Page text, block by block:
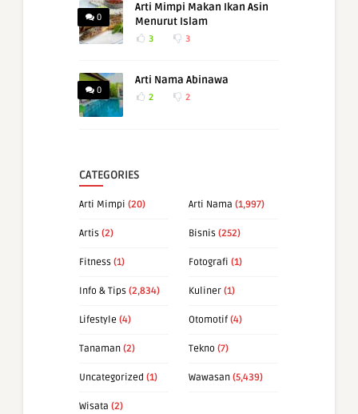
0
Arti Mimpi Makan Ikan Asin
Menurut Islam
3 3
0
Arti Nama Abinawa
2 2
CATEGORIES
Arti Mimpi (20) Arti Nama (1,997)
Artis (2) Bisnis (252)
Fitness (1) Fotografi (1)
Info & Tips (2,834) Kuliner (1)
Lifestyle (4) Otomotif (4)
Tanaman (2) Tekno (7)
Uncategorized (1) Wawasan (5,439)
Wisata (2)